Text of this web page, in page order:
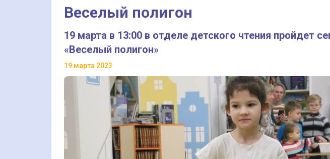
Веселый полигон
19 марта в 13:00 в отделе детского чтения пройдет
«Веселый полигон»
19 марта 2023